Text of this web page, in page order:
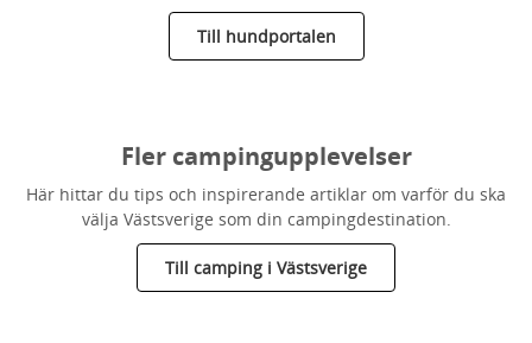
Till hundportalen
Fler campingupplevelser
Här hittar du tips och inspirerande artiklar om varför du ska
välja Västsverige som din campingdestination.
Till camping i Västsverige